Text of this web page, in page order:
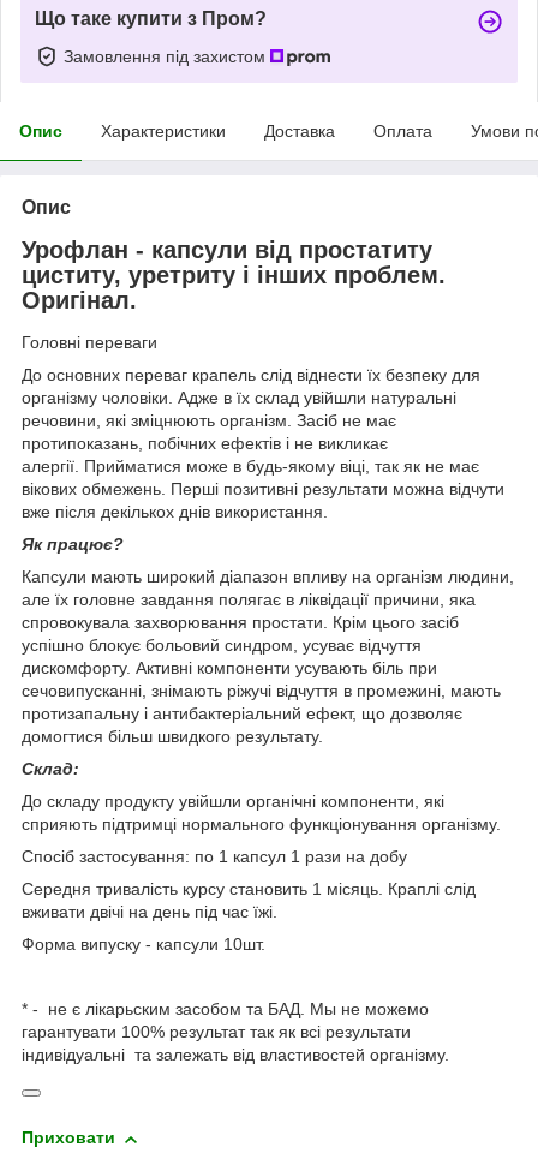
Що таке купити з Пром?
Замовлення під захистом
Опис Характеристики Доставка Оплата Умови
Опис
Урофлан - капсули від простатиту
циститу, уретриту і інших проблем.
Оригінал.
Головні переваги
До основних переваг крапель слід віднести їх безпеку для
організму чоловіки. Адже в їх склад увійшли натуральні
речовини, які зміцнюють організм. Засіб не має
протипоказань, побічних ефектів і не викликає
алергії. Прийматися може в будь-якому віці, так як не має
вікових обмежень. Перші позитивні результати можна відчути
вже після декількох днів використання.
Як працює?
Капсули мають широкий діапазон впливу на організм людини,
але їх головне завдання полягає в ліквідації причини, яка
спровокувала захворювання простати. Крім цього засіб
успішно блокує больовий синдром, усуває відчуття
дискомфорту. Активні компоненти усувають біль при
сечовипусканні, знімають ріжучі відчуття в промежині, мають
протизапальну і антибактеріальний ефект, що дозволяє
домогтися більш швидкого результату.
Склад:
До складу продукту увійшли органічні компоненти, які
сприяють підтримці нормального функціонування організму.
Спосіб застосування: по 1 капсул 1 рази на добу
Середня тривалість курсу становить 1 місяць. Краплі слід
вживати двічі на день під час їжі.
Форма випуску - капсули 10шт.
* - не є лікарьским засобом та БАД. Мы не можемо
гарантувати 100% результат так як всі результати
індивідуальні та залежать від властивостей організму.
Приховати